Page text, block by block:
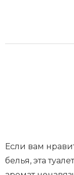
Если вам
белья, эта